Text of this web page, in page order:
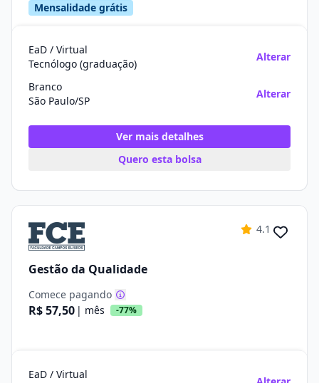
Mensalidade grátis
EaD / Virtual
Tecnólogo (graduação)
Alterar
Branco
São Paulo/SP
Alterar
Ver mais detalhes
Quero esta bolsa
4.1
Gestão da Qualidade
Comece pagando
R$ 57,50 | mês -77%
EaD / Virtual